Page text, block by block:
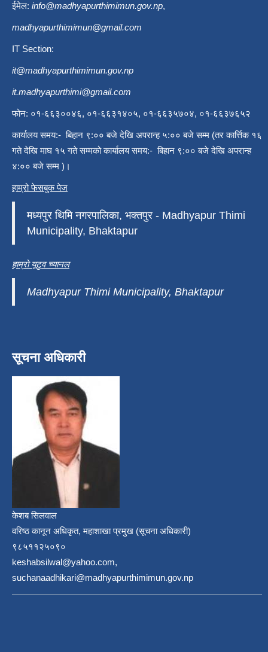
ईमेल: info@madhyapurthimimun.gov.np,
madhyapurthimimun@gmail.com
IT Section:
it@madhyapurthimimun.gov.np
it.madhyapurthimi@gmail.com
फोन: ०१-६६३००४६, ०१-६६३१४०५, ०१-६६३५७०४, ०१-६६३७६५२
कार्यालय समय:- बिहान ९:०० बजे देखि अपरान्ह ५:०० बजे सम्म (तर कार्त्तिक १६
गते देखि माघ १५ गते सम्मको कार्यालय समय:- बिहान ९:०० बजे देखि अपरान्ह
४:०० बजे सम्म )।
हाम्रो फेसबुक पेज
मध्यपुर थिमि नगरपालिका, भक्तपुर - Madhyapur Thimi
Municipality, Bhaktapur
हाम्रो यूटुव च्यानल
Madhyapur Thimi Municipality, Bhaktapur
सूचना अधिकारी
केशब सिलवाल
वरिष्ठ कानून अधिकृत, महाशाखा प्रमुख (सूचना अधिकारी)
९८५११२५०९०
keshabsilwal@yahoo.com,
suchanaadhikari@madhyapurthimimun.gov.np